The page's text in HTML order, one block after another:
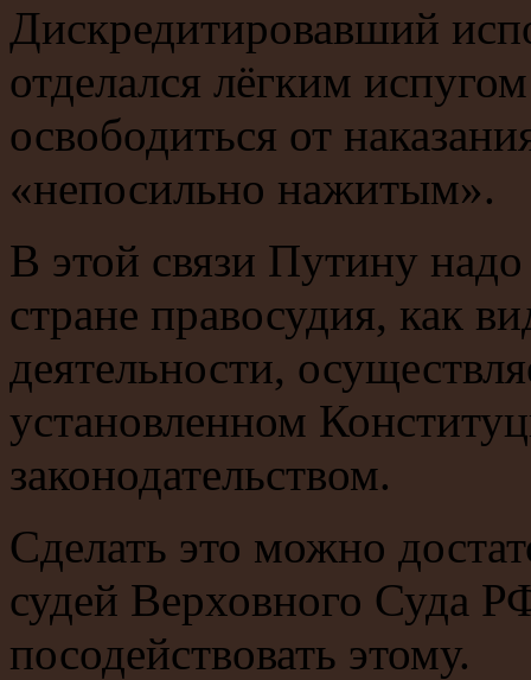
Дискредитировавший
отделался лёгким
освободиться от
«непосильно нажитым».
В этой связи Путину
стране правосудия, как
деятельности,
установленном
законодательством.
Сделать это можно
судей Верховного Суда
посодействовать этому.